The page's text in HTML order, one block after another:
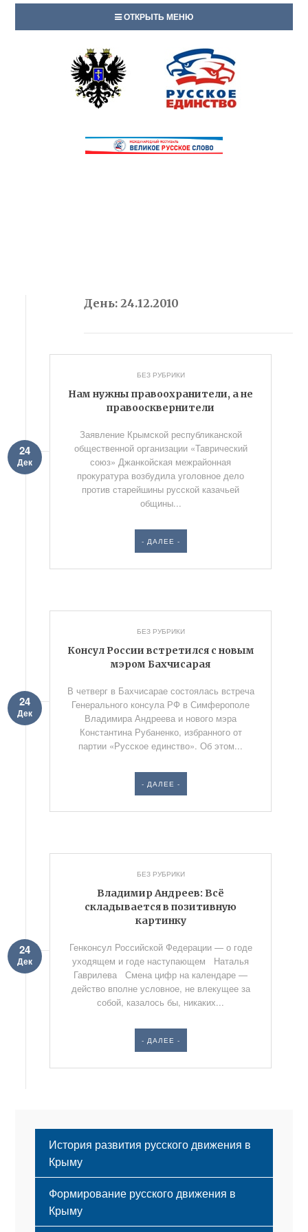
ОТКРЫТЬ МЕНЮ
День:24.12.2010
БЕЗ РУБРИКИ
Нам нужны правоохранители, а не
правоосквернители
24
Дек
Заявление Крымской республиканской
общественной организации «Таврический
союз» Джанкойская межрайонная
прокуратура возбудила уголовное дело
против старейшины русской казачьей
общины...
- ДАЛЕЕ -
БЕЗ РУБРИКИ
Консул России встретился с новым
мэром Бахчисарая
24
Дек
В четверг в Бахчисарае состоялась встреча
Генерального консула РФ в Симферополе
Владимира Андреева и нового мэра
Константина Рубаненко, избранного от
партии «Русское единство». Об этом...
- ДАЛЕЕ -
БЕЗ РУБРИКИ
Владимир Андреев: Всё
складывается в позитивную
картинку
24
Дек
Генконсул Российской Федерации — о годе
уходящем и годе наступающем Наталья
Гаврилева Смена цифр на календаре —
действо вполне условное, не влекущее за
собой, казалось бы, никаких...
- ДАЛЕЕ -
История развития русского движения в
Крыму
Формирование русского движения в
Крыму
Русский Крым